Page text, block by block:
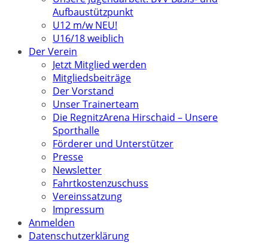
Aufbaustützpunkt
U12 m/w NEU!
U16/18 weiblich
Der Verein
Jetzt Mitglied werden
Mitgliedsbeiträge
Der Vorstand
Unser Trainerteam
Die RegnitzArena Hirschaid – Unsere
Sporthalle
Förderer und Unterstützer
Presse
Newsletter
Fahrtkostenzuschuss
Vereinssatzung
Impressum
Anmelden
Datenschutzerklärung